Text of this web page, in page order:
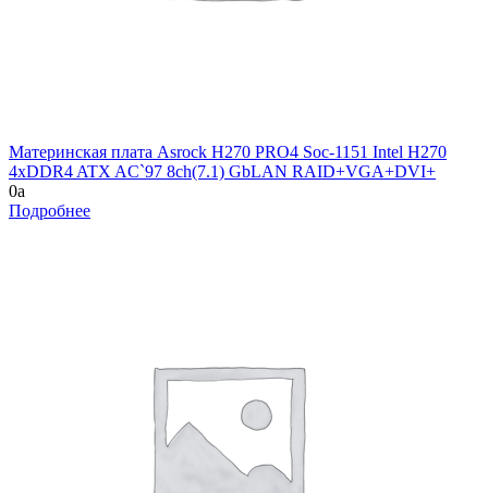
Материнская плата Asrock H270 PRO4 Soc-1151 Intel H270
4xDDR4 ATX AC`97 8ch(7.1) GbLAN RAID+VGA+DVI+
0a
Подробнее